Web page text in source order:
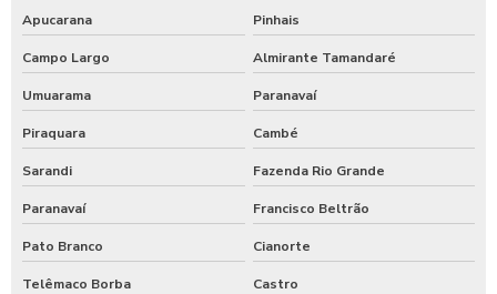
Apucarana Pinhais
Campo Largo Almirante Tamandaré
Umuarama Paranavaí
Piraquara Cambé
Sarandi Fazenda Rio Grande
Paranavaí Francisco Beltrão
Pato Branco Cianorte
Telêmaco Borba Castro